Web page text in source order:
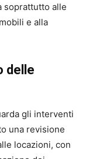
soprattutto alle
e alla
delle
gli interventi
una revisione
locazioni, con